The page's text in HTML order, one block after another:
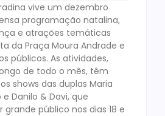
vive um dezembro
programação natalina,
e atrações temáticas
da Praça Moura Andrade e
públicos. As atividades,
de todo o mês, têm
shows das duplas Maria
Danilo & Davi, que
público nos dias 18 e